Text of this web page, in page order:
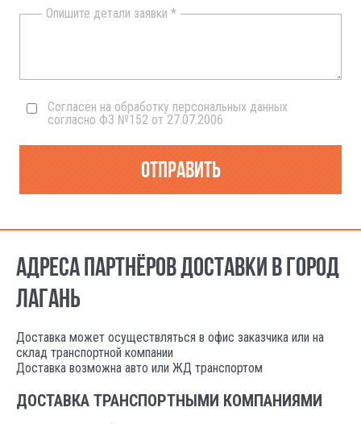
Опишите детали заявки *
Согласен на обработку персональных данных
согласно ФЗ №152 от 27.07.2006
Отправить
АДРЕСА ПАРТНЁРОВ ДОСТАВКИ В ГОРОД
ЛАГАНЬ
Доставка может осуществляться в офис заказчика или на
склад транспортной компании
Доставка возможна авто или ЖД транспортом
ДОСТАВКА ТРАНСПОРТНЫМИ КОМПАНИЯМИ